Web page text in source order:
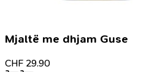
Mjaltë me dhjam Guse
CHF 29.90